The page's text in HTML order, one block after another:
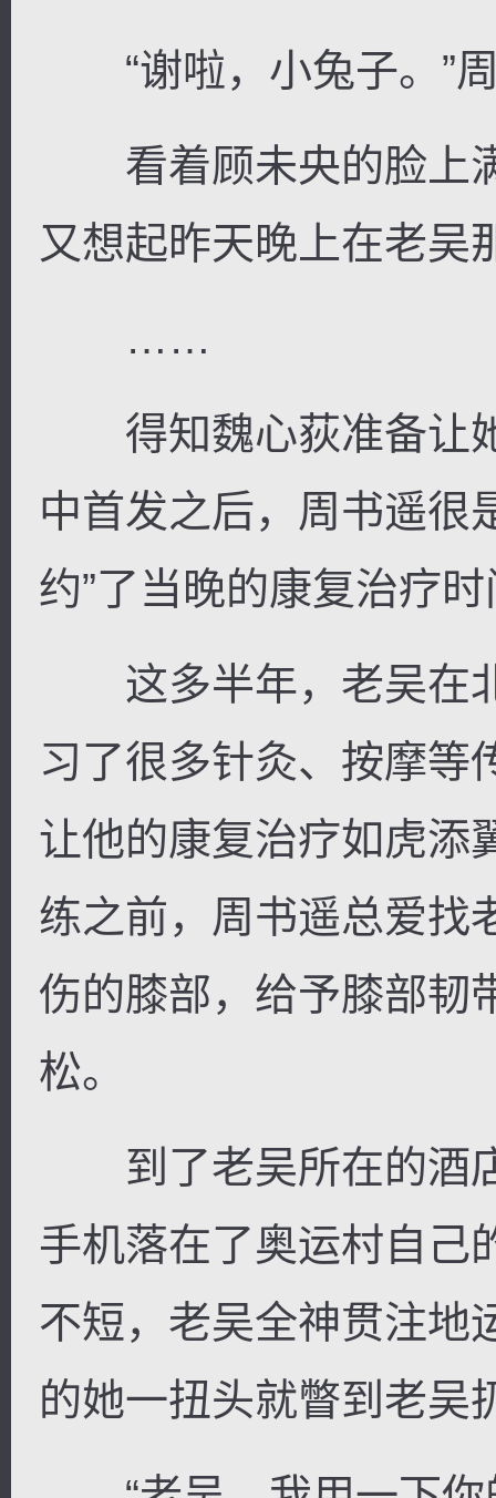
“谢啦，小兔子。”周
看着顾未央的脸上
又想起昨天晚上在老吴
……
得知魏心荻准备让
中首发之后，周书遥很
约”了当晚的康复治疗
这多半年，老吴在
习了很多针灸、按摩等
让他的康复治疗如虎添
练之前，周书遥总爱找
伤的膝部，给予膝部韧
松。
到了老吴所在的酒
手机落在了奥运村自己
不短，老吴全神贯注地
的她一扭头就瞥到老吴